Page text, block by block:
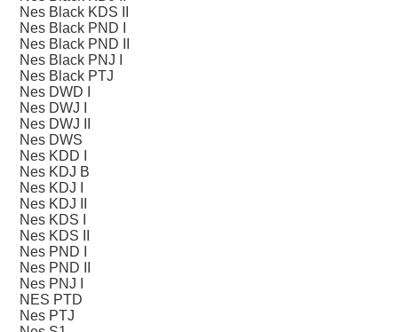
Nes Black KDS II
Nes Black PND I
Nes Black PND II
Nes Black PNJ I
Nes Black PTJ
Nes DWD I
Nes DWJ I
Nes DWJ II
Nes DWS
Nes KDD I
Nes KDJ B
Nes KDJ I
Nes KDJ II
Nes KDS I
Nes KDS II
Nes PND I
Nes PND II
Nes PNJ I
NES PTD
Nes PTJ